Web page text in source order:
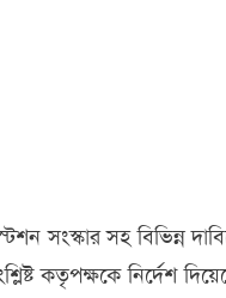
সংস্কার সহ বিভিন্ন
কতৃপক্ষকে নির্দেশ